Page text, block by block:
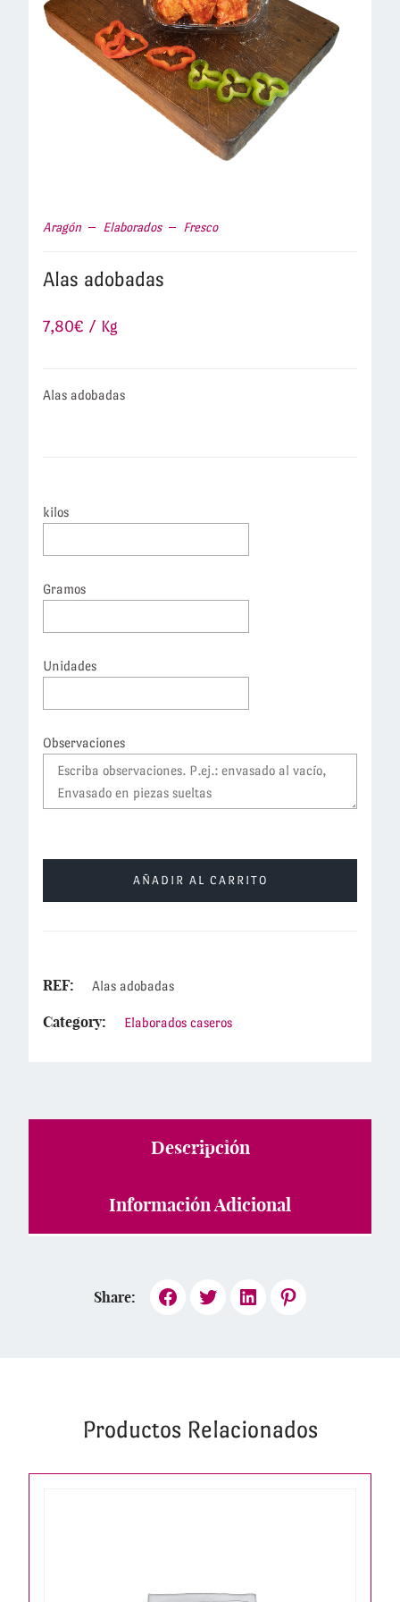
Aragón Elaborados Fresco
Alas adobadas
7,80€ / Kg
Alas adobadas
kilos
Gramos
Unidades
Observaciones
AÑADIR AL CARRITO
REF: Alas adobadas
Category: Elaborados caseros
Descripción
Información Adicional
Share:
Productos Relacionados